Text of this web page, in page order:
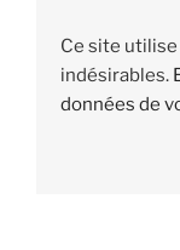
Ce site
indésirables.
données de